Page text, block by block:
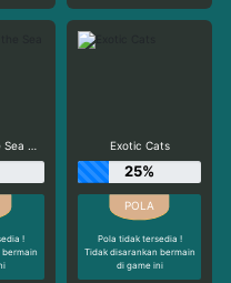
Emperor of the Sea Deluxe
!
bermain
Exotic Cats
25%
Pola tidak tersedia !
Tidak disarankan bermain
di game ini